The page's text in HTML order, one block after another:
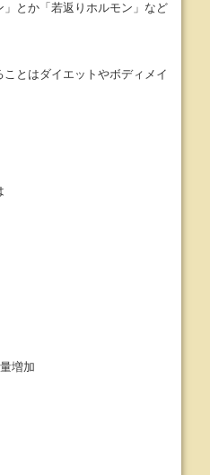
とか「若返りホルモン」など
とはダイエットやボディメイ
増加